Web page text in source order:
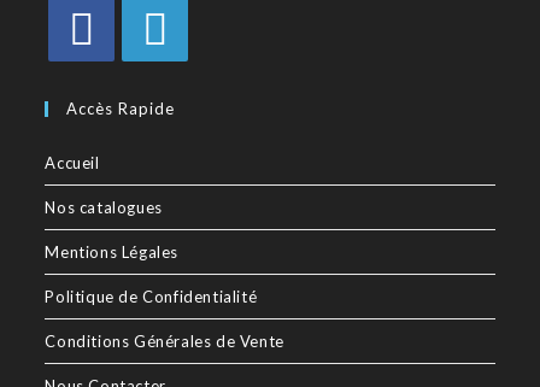
Accès Rapide
Accueil
Nos catalogues
Mentions Légales
Politique de Confidentialité
Conditions Générales de Vente